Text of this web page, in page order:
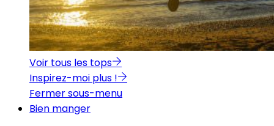
Voir tous les tops
Inspirez-moi plus !
Fermer sous-menu
Bien manger